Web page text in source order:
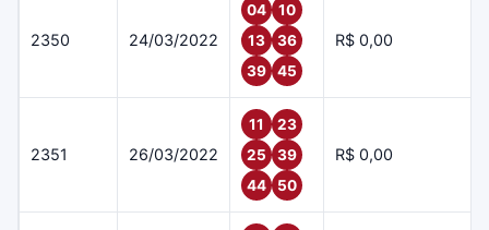
2350 24/03/2022
04
10
13
36
39
45
R$ 0,00
2351 26/03/2022
11
23
25
39
44
50
R$ 0,00